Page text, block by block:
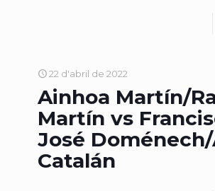
22 d'abril de 2022
Ainhoa Martín/
Martín vs
José
Catalán